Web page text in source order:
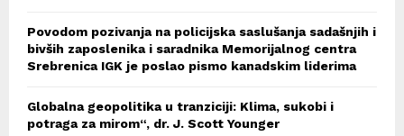
Povodom pozivanja na policijska saslušanja sadašnjih i
bivših zaposlenika i saradnika Memorijalnog centra
Srebrenica IGK je poslao pismo kanadskim liderima
Globalna geopolitika u tranziciji: Klima, sukobi i
potraga za mirom“, dr. J. Scott Younger